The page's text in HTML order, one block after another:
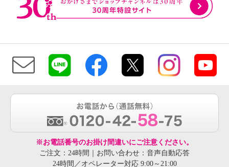
※お電話番号のお掛け間違いにご注意ください。
ご注文：24時間｜お問い合わせ：音声自動応答
24時間／オペレーター対応 9:00～21:00